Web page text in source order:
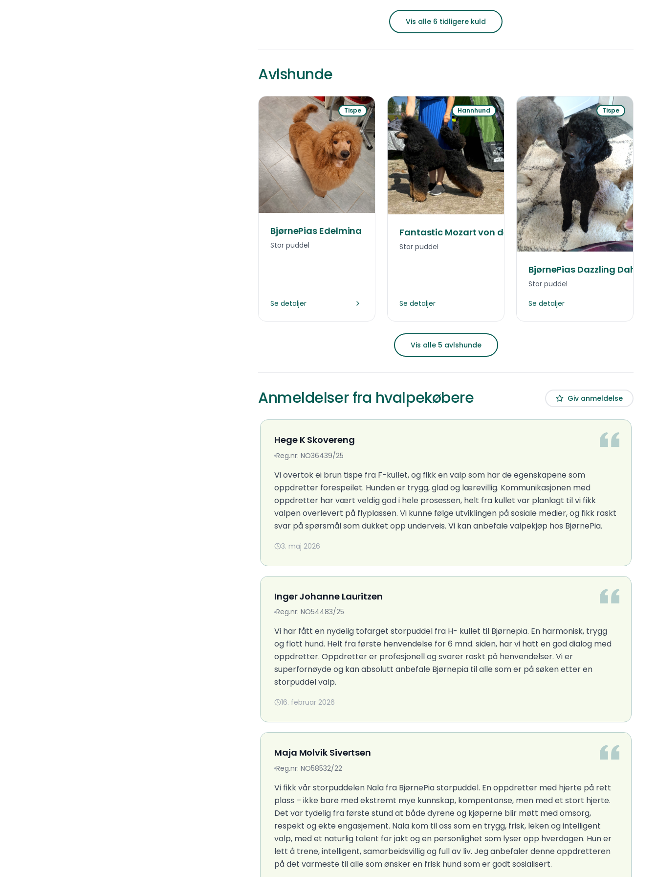
Født
Vis alle 6 tidligere kuld
Avlshunde
Tispe
BjørnePias Edelmina
Stor puddel
Se detaljer
Hannhund
Fantastic Mozart von der Silbermöwe
Stor puddel
Se detaljer
Tispe
BjørnePias Dazzling Dahlia
Stor puddel
Se detaljer
Vis alle 5 avlshunde
Anmeldelser fra hvalpekøbere Giv anmeldelse
Hege K Skovereng
Reg.nr: NO36439/25
Vi overtok ei brun tispe fra F-kullet, og fikk en valp som har de egenskapene som
oppdretter forespeilet. Hunden er trygg, glad og lærevillig. Kommunikasjonen med
oppdretter har vært veldig god i hele prosessen, helt fra kullet var planlagt til vi fikk
valpen overlevert på flyplassen. Vi kunne følge utviklingen på sosiale medier, og fikk raskt
svar på spørsmål som dukket opp underveis. Vi kan anbefale valpekjøp hos BjørnePia.
3. maj 2026
Inger Johanne Lauritzen
Reg.nr: NO54483/25
Vi har fått en nydelig tofarget storpuddel fra H- kullet til Bjørnepia. En harmonisk, trygg
og flott hund. Helt fra første henvendelse for 6 mnd. siden, har vi hatt en god dialog med
oppdretter. Oppdretter er profesjonell og svarer raskt på henvendelser. Vi er
superfornøyde og kan absolutt anbefale Bjørnepia til alle som er på søken etter en
storpuddel valp.
16. februar 2026
Maja Molvik Sivertsen
Reg.nr: NO58532/22
Vi fikk vår storpuddelen Nala fra BjørnePia storpuddel. En oppdretter med hjerte på rett
plass – ikke bare med ekstremt mye kunnskap, kompentanse, men med et stort hjerte.
Det var tydelig fra første stund at både dyrene og kjøperne blir møtt med omsorg,
respekt og ekte engasjement. Nala kom til oss som en trygg, frisk, leken og intelligent
valp, med et naturlig talent for jakt og en personlighet som lyser opp hverdagen. Hun er
lett å trene, intelligent, samarbeidsvillig og full av liv. Jeg anbefaler denne oppdretteren
på det varmeste til alle som ønsker en frisk hund som er godt sosialisert.